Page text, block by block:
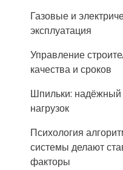
Газовые и
эксплуатация
Управление
качества и сроков
Шпильки: надёжный
нагрузок
Психология
системы делают
факторы